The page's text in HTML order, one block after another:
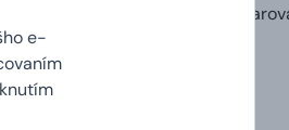
e-
krabice, podľa ktorej